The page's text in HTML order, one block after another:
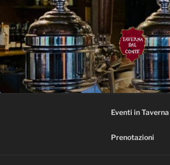
contenuto
Eventi in Taverna
Prenotazioni